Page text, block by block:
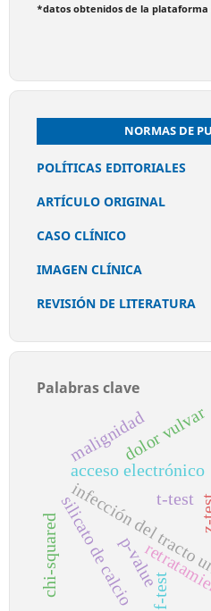
*datos obtenidos de la plataforma
NORMAS DE
POLÍTICAS EDITORIALES
ARTÍCULO ORIGINAL
CASO CLÍNICO
IMAGEN CLÍNICA
REVISIÓN DE LITERATURA
Palabras clave
acceso electrónico
infección del
dolor vulvar
silicato de calciop-value
z-
t-test
chi-squared f-test
malignidad